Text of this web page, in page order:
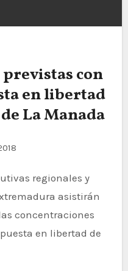
con
en libertad
La Manada
asistirán
concentraciones
en libertad de